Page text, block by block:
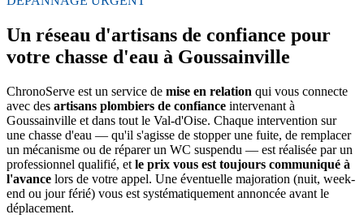
Un réseau d'artisans de confiance pour
votre chasse d'eau à Goussainville
ChronoServe est un service de mise en relation qui vous connecte
avec des artisans plombiers de confiance intervenant à
Goussainville et dans tout le Val-d'Oise. Chaque intervention sur
une chasse d'eau — qu'il s'agisse de stopper une fuite, de remplacer
un mécanisme ou de réparer un WC suspendu — est réalisée par un
professionnel qualifié, et le prix vous est toujours communiqué à
l'avance lors de votre appel. Une éventuelle majoration (nuit, week-
end ou jour férié) vous est systématiquement annoncée avant le
déplacement.